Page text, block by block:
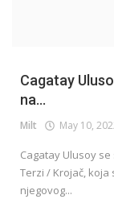
Cagatay
na...
Milt May 10,
Cagatay Ulusoy
Terzi / Krojač,
njegovog...